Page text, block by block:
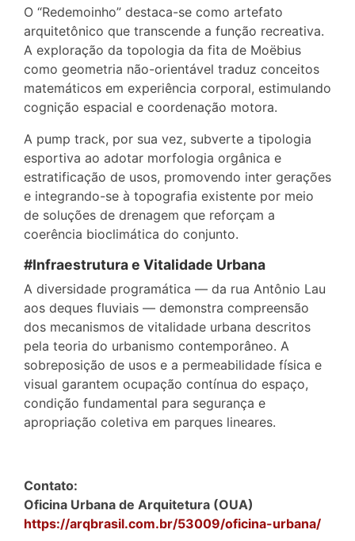
O “Redemoinho” destaca-se como artefato
arquitetônico que transcende a função recreativa.
A exploração da topologia da fita de Moëbius
como geometria não-orientável traduz conceitos
matemáticos em experiência corporal, estimulando
cognição espacial e coordenação motora.
A pump track, por sua vez, subverte a tipologia
esportiva ao adotar morfologia orgânica e
estratificação de usos, promovendo inter gerações
e integrando-se à topografia existente por meio
de soluções de drenagem que reforçam a
coerência bioclimática do conjunto.
#Infraestrutura e Vitalidade Urbana
A diversidade programática — da rua Antônio Lau
aos deques fluviais — demonstra compreensão
dos mecanismos de vitalidade urbana descritos
pela teoria do urbanismo contemporâneo. A
sobreposição de usos e a permeabilidade física e
visual garantem ocupação contínua do espaço,
condição fundamental para segurança e
apropriação coletiva em parques lineares.
Contato:
Oficina Urbana de Arquitetura (OUA)
https://arqbrasil.com.br/53009/oficina-urbana/